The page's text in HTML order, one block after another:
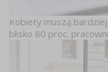
Kobiety muszą
blisko 80 proc.